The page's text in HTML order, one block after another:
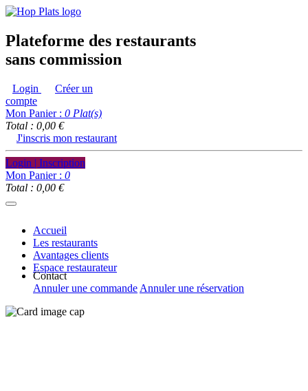
Plateforme des restaurants
sans commission
Login
Créer un
compte
Mon Panier : 0 Plat(s)
Total : 0,00 €
J'inscris mon restaurant
Login | Inscription
Mon Panier : 0
Total : 0,00 €
Accueil
Les restaurants
Avantages clients
Espace restaurateur
Contact
Annuler une commande Annuler une réservation